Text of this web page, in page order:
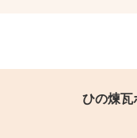
ひの煉瓦